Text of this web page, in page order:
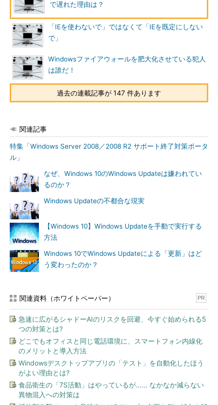
2019（Datacenter／Standard）評価版は、製品版の再リリース
から2カ月以上たってからの提供再開です。
それまで、再開時期が事前にアナウンスされることはありませ
う一つの連載記事でお伝えしたように、まだ再開されていません
（Visual Studioサブスクリプションでも未提供）。
Hyper-V Server 2019ってどうなの？ どうしたの？
載：Windowsにまつわる都市伝説 第131回）
Windows Server 2019評価版と同じように、Microsoft Hyper-
V Server 2019の提供が再開されれば以下の公式ブログでアナウ
ンスされるはずです。
Windows Server Blog
Windows Server 2019は「ソフトウェア定義のデータセンター
（Software Defined Datacenter）」機能の一部に制限がかかっ
ている状態でリリース、再リリースされました。具体的には、
「記憶域スペースダイレクト（Storage Spaces Direct：
S2D）」と「ネットワークコントローラー（Network
Controller）」を構成しようとしてもエラーが表示され、ブロッ
クされるのです。
利用が推奨されています。当初、最初の認定ハードウェアが2019
年1月中旬にローンチされるとされており、認定ハードウェアが
利用可能になり次第、Windows Updateを通じて制限を解除する
と以下のサポート情報に記述されています。WSSDローンチイベ
ントは2019年2月という公式ブログのアナウンスもあります。し
かし、これらの情報にその後のアップデートはなく、実際、どの
ような状況になっているのかよく分かりません。
Software Defined Data Center and Software Defined
Networking in Windows Server 2019
で遅れた理由は？
「IEを使わないで」ではなくて「IEを既定にしない
で」
Windowsファイアウォールを肥大化させている犯人
は誰だ！
過去の連載記事が 147 件あります
関連記事
特集「Windows Server 2008／2008 R2 サポート終了対策ポータ
ル」
なぜ、Windows 10のWindows Updateは嫌われてい
るのか？
Windows Updateの不都合な現実
【Windows 10】Windows Updateを手動で実行する
方法
Windows 10でWindows Updateによる「更新」はど
う変わったのか？
関連資料（ホワイトペーパー） PR
急速に広がるシャドーAIのリスクを回避、今すぐ始められる5
つの対策とは?
どこでもオフィスと同じ電話環境に、スマートフォン内線化
のメリットと導入方法
Windowsデスクトップアプリの「テスト」を自動化したほう
がよい理由とは?
食品衛生の「7S活動」はやっているが...... なかなか減らない
異物混入への対策は